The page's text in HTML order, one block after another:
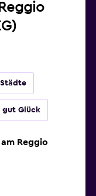
gut Glück
Reggio